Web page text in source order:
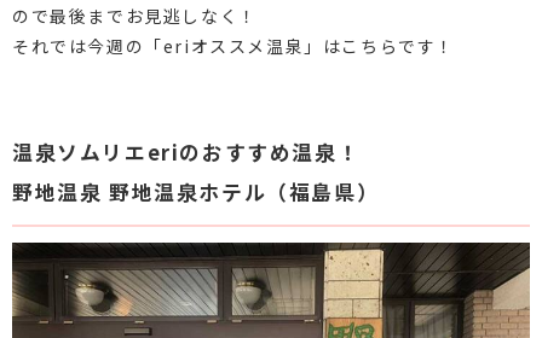
ので最後までお見逃しなく！
それでは今週の「eriオススメ温泉」はこちらです！
温泉ソムリエeriのおすすめ温泉！
野地温泉 野地温泉ホテル（福島県）